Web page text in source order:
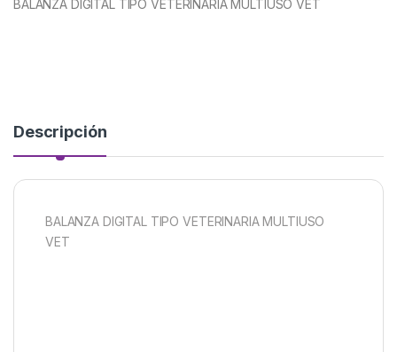
BALANZA DIGITAL TIPO VETERINARIA MULTIUSO VET
Descripción
BALANZA DIGITAL TIPO VETERINARIA MULTIUSO
VET